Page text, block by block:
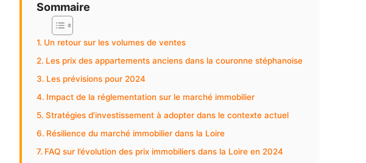
Sommaire
Un retour sur les volumes de ventes
Les prix des appartements anciens dans la couronne stéphanoise
Les prévisions pour 2024
Impact de la réglementation sur le marché immobilier
Stratégies d’investissement à adopter dans le contexte actuel
Résilience du marché immobilier dans la Loire
FAQ sur l’évolution des prix immobiliers dans la Loire en 2024